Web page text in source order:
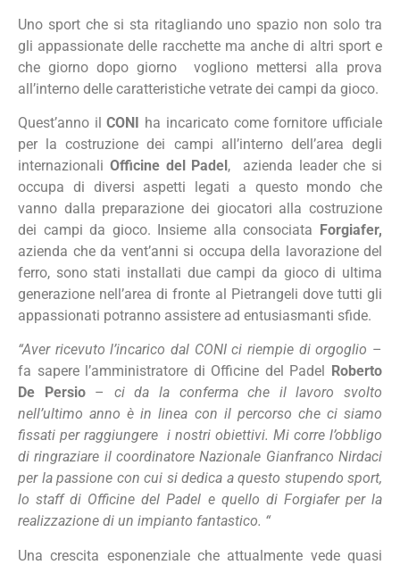
Uno sport che si sta ritagliando uno spazio non solo tra
gli appassionate delle racchette ma anche di altri sport e
che giorno dopo giorno vogliono mettersi alla prova
all’interno delle caratteristiche vetrate dei campi da gioco.
Quest’anno ilCONI ha incaricato come fornitore ufficiale
per la costruzione dei campi all’interno dell’area degli
internazionali Officine del Padel, azienda leader che si
occupa di diversi aspetti legati a questo mondo che
vanno dalla preparazione dei giocatori alla costruzione
dei campi da gioco. Insieme alla consociata Forgiafer,
azienda che da vent’anni si occupa della lavorazione del
ferro, sono stati installati due campi da gioco di ultima
generazione nell’area di fronte al Pietrangeli dove tutti gli
appassionati potranno assistere ad entusiasmanti sfide.
“Aver ricevuto l’incarico dal CONI ci riempie di orgoglio –
fa sapere l’amministratore di Officine del Padel
Roberto
De Persio– ci da la conferma che il lavoro svolto
nell’ultimo anno è in linea con il percorso che ci siamo
fissati per raggiungere i nostri obiettivi. Mi corre l’obbligo
di ringraziare il coordinatore Nazionale Gianfranco Nirdaci
per la passione con cui si dedica a questo stupendo sport,
lo staff di Officine del Padel e quello di Forgiafer per la
realizzazione di un impianto fantastico. “
Una crescita esponenziale che attualmente vede quasi